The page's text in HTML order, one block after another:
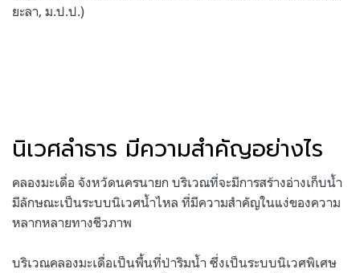
ยะลา, ม.ป.ป.)
นิเวศลำธาร มีความสำคัญอย่างไร
คลองมะเดื่อ จังหวัดนครนายก บริเวณที่จะมีการสร้างอ่างเก็บน้ำ
มีลักษณะเป็นระบบนิเวศน้ำไหล ที่มีความสำคัญในแง่ของความ
หลากหลายทางชีวภาพ
บริเวณคลองมะเดื่อเป็นพื้นที่ป่าริมน้ำ ซึ่งเป็นระบบนิเวศพิเศษ